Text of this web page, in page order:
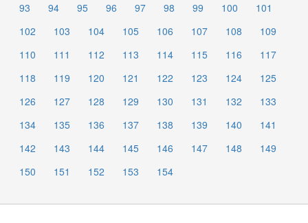
93
94 95 96 97 98 99 100
101
102
103 104 105 106 107 108
109
110
111 112 113 114 115 116
117
118
119 120 121 122 123 124
125
126
127 128 129 130 131 132
133
134
135 136 137 138 139 140
141
142
143 144 145 146 147 148
149
150
151 152 153 154